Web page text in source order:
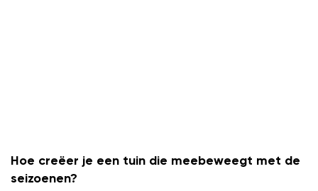
Hoe creëer je een tuin die meebeweegt met de
seizoenen?